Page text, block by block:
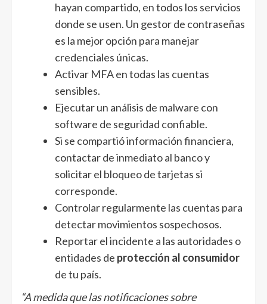
hayan compartido, en todos los servicios
donde se usen. Un gestor de contraseñas
es la mejor opción para manejar
credenciales únicas.
Activar MFA en todas las cuentas
sensibles.
Ejecutar un análisis de malware con
software de seguridad confiable.
Si se compartió información financiera,
contactar de inmediato al banco y
solicitar el bloqueo de tarjetas si
corresponde.
Controlar regularmente las cuentas para
detectar movimientos sospechosos.
Reportar el incidente a las autoridades o
entidades de protección al consumidor
de tu país.
“A medida que las notificaciones sobre